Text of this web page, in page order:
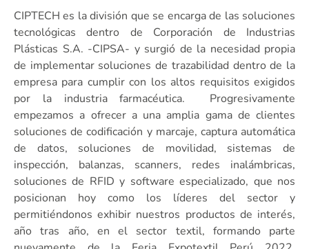
CIPTECH es la división que se encarga de las soluciones
tecnológicas dentro de Corporación de Industrias
Plásticas S.A. -CIPSA- y surgió de la necesidad propia
de implementar soluciones de trazabilidad dentro de la
empresa para cumplir con los altos requisitos exigidos
por la industria farmacéutica. Progresivamente
empezamos a ofrecer a una amplia gama de clientes
soluciones de codificación y marcaje, captura automática
de datos, soluciones de movilidad, sistemas de
inspección, balanzas, scanners, redes inalámbricas,
soluciones de RFID y software especializado, que nos
posicionan hoy como los líderes del sector y
permitiéndonos exhibir nuestros productos de interés,
año tras año, en el sector textil, formando parte